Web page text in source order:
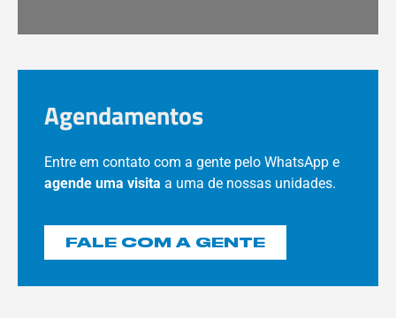
Agendamentos
Entre em contato com a gente pelo WhatsApp e
agende uma visita a uma de nossas unidades.
FALE COM A GENTE